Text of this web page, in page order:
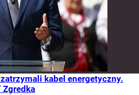
zatrzymali kabel energetyczny.
Zgredka